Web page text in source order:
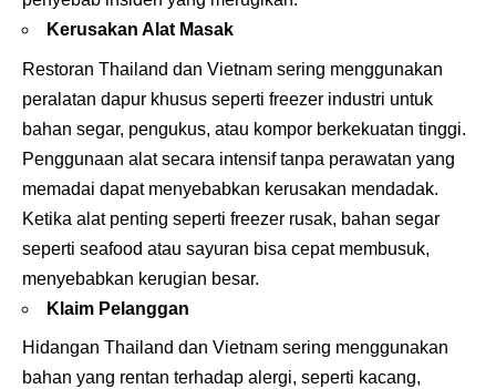
Kerusakan Alat Masak
Restoran Thailand dan Vietnam sering menggunakan
peralatan dapur khusus seperti freezer industri untuk
bahan segar, pengukus, atau kompor berkekuatan tinggi.
Penggunaan alat secara intensif tanpa perawatan yang
memadai dapat menyebabkan kerusakan mendadak.
Ketika alat penting seperti freezer rusak, bahan segar
seperti seafood atau sayuran bisa cepat membusuk,
menyebabkan kerugian besar.
Klaim Pelanggan
Hidangan Thailand dan Vietnam sering menggunakan
bahan yang rentan terhadap alergi, seperti kacang,